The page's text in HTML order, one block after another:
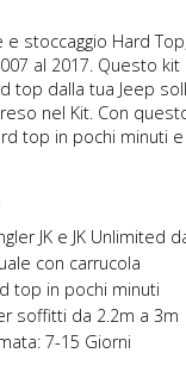
stoccaggio Hard
al 2017. Questo
top dalla tua Jeep
nel Kit. Con
top in pochi minuti
JK e JK Unlimited
con carrucola
top in pochi minuti
soffitti da 2.2m a 3m
7-15 Giorni